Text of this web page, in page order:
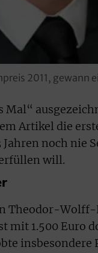
2011, gewann
Artikel die
noch nie
will.
Theodor-Wolff-
mit 1.500 Euro
insbesondere